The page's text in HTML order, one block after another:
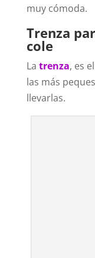
muy cómoda.
Trenza
cole
La trenza, es
las más
llevarlas.